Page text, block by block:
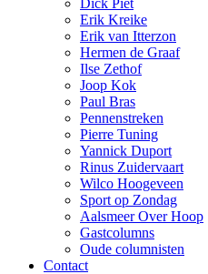
Dick Piet
Erik Kreike
Erik van Itterzon
Hermen de Graaf
Ilse Zethof
Joop Kok
Paul Bras
Pennenstreken
Pierre Tuning
Yannick Duport
Rinus Zuidervaart
Wilco Hoogeveen
Sport op Zondag
Aalsmeer Over Hoop
Gastcolumns
Oude columnisten
Contact